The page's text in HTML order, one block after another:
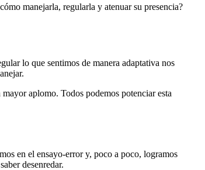
manejarla, regularla y atenuar su presencia?
lo que sentimos de manera adaptativa nos
aplomo. Todos podemos potenciar esta
en el ensayo-error y, poco a poco, logramos
desenredar.